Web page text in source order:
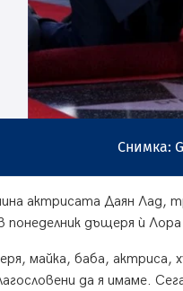
Снимка:
актрисата Даян Лад,
дъщеря ѝ
майка, баба, актриса,
да я имаме.